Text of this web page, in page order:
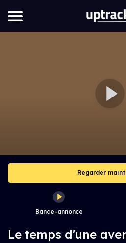
Regarder
Bande-annonce
Le temps d'une